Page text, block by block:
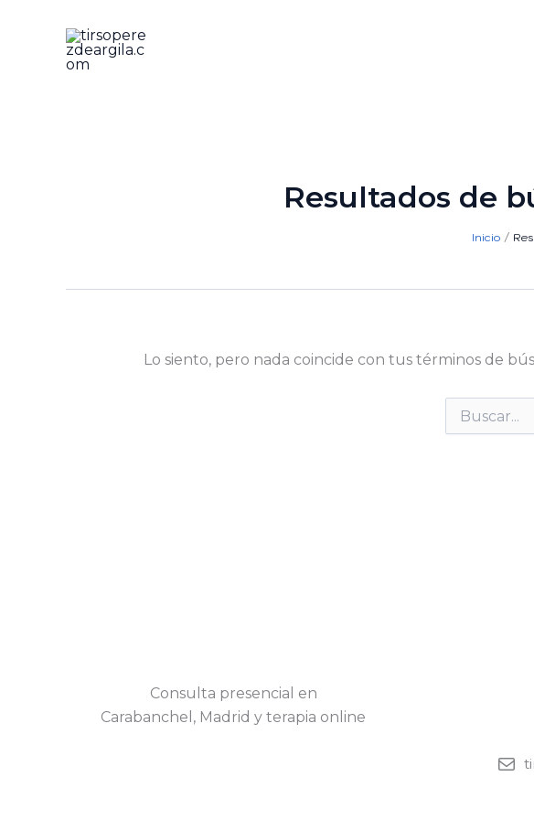
contenido
Resultados de
Inicio
Lo siento, pero nada coincide con tus términos de
Buscar
por:
Consulta presencial en
Carabanchel, Madrid y terapia online